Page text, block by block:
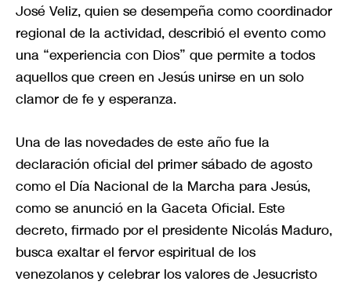
José Veliz, quien se desempeña como coordinador
regional de la actividad, describió el evento como
una “experiencia con Dios” que permite a todos
aquellos que creen en Jesús unirse en un solo
clamor de fe y esperanza.
Una de las novedades de este año fue la
declaración oficial del primer sábado de agosto
como el Día Nacional de la Marcha para Jesús,
como se anunció en la Gaceta Oficial. Este
decreto, firmado por el presidente Nicolás Maduro,
busca exaltar el fervor espiritual de los
venezolanos y celebrar los valores de Jesucristo